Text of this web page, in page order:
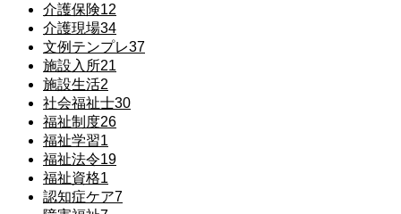
介護保険12
介護現場34
文例テンプレ37
施設入所21
施設生活2
社会福祉士30
福祉制度26
福祉学習1
福祉法令19
福祉資格1
認知症ケア7